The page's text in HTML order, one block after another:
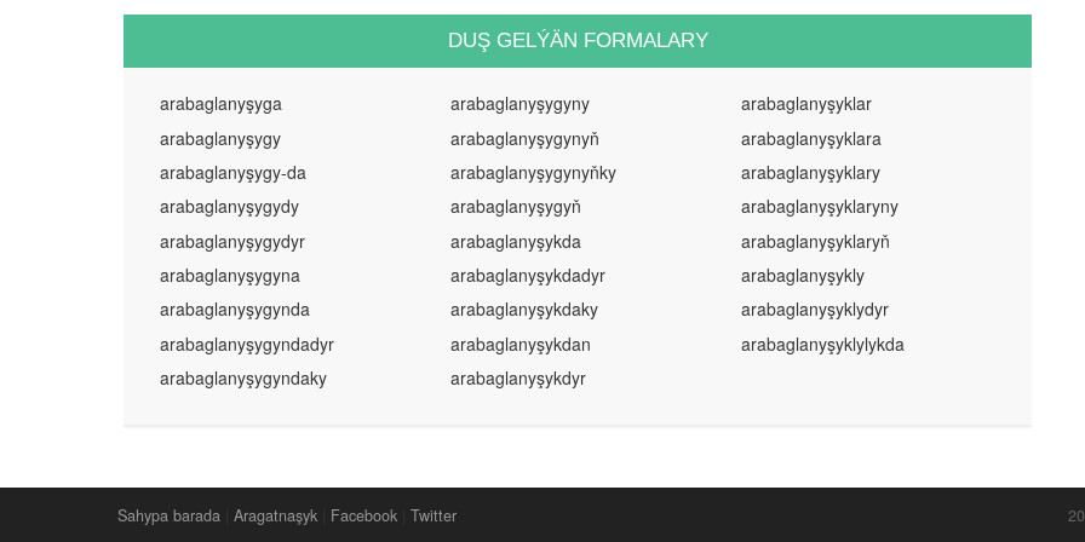
DUŞ GELÝÄN FORMALARY
arabaglanyşyga
arabaglanyşygy
arabaglanyşygy-da
arabaglanyşygydy
arabaglanyşygydyr
arabaglanyşygyna
arabaglanyşygynda
arabaglanyşygyndadyr
arabaglanyşygyndaky
arabaglanyşygyny
arabaglanyşygynyň
arabaglanyşygynyňky
arabaglanyşygyň
arabaglanyşykda
arabaglanyşykdadyr
arabaglanyşykdaky
arabaglanyşykdan
arabaglanyşykdyr
arabaglanyşyklar
arabaglanyşyklara
arabaglanyşyklary
arabaglanyşyklaryny
arabaglanyşyklaryň
arabaglanyşykly
arabaglanyşyklydyr
arabaglanyşyklylykda
Sahypa barada Aragatnaşyk Facebook Twitter